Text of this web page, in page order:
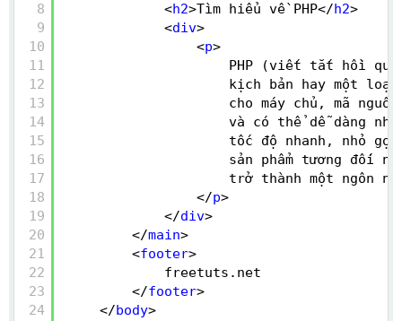
8
9
10
11
12
13
14
15
16
17
18
19
20
21
22
23
24
<h2>Tìm hiểu về PHP</h2>
<div>
<p>
PHP (viết tắt hồi
kịch bản hay một
cho máy chủ, mã
và có thể dễ dàng
tốc độ nhanh, nhỏ
sản phẩm tương đối
trở thành một ngôn
</p>
</div>
</main>
<footer>
freetuts.net
</footer>
</body>